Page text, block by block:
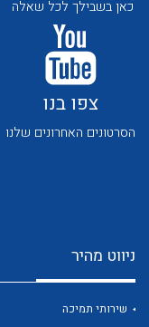
לכל מוצרי היצרן
לכל מוצרי היצרן
כאן בשבילך לכל שאלה
צפו בנו
הסרטונים האחרונים שלנו
ניווט מהיר
שירותי תמיכה